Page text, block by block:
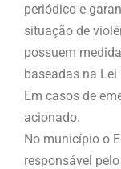
periódico e
situação de
possuem
baseadas na
Em casos de
acionado.
No município o
responsável